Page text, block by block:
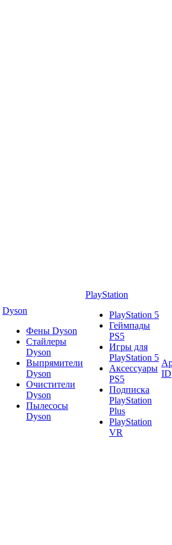
Dyson
Фены Dyson
Стайлеры
Dyson
Выпрямители
Dyson
Очистители
Dyson
Пылесосы
Dyson
PlayStation
PlayStation 5
Геймпады
PS5
Игры для
PlayStation 5
Аксессуары
PS5
Подписка
PlayStation
Plus
PlayStation
VR
ID